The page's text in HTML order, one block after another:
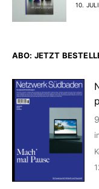
10.
ABO: JETZT